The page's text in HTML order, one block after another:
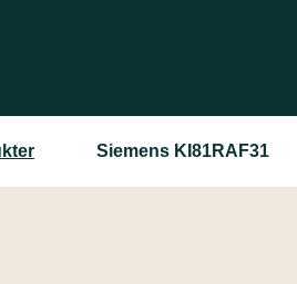
Siemens KI81RAF31